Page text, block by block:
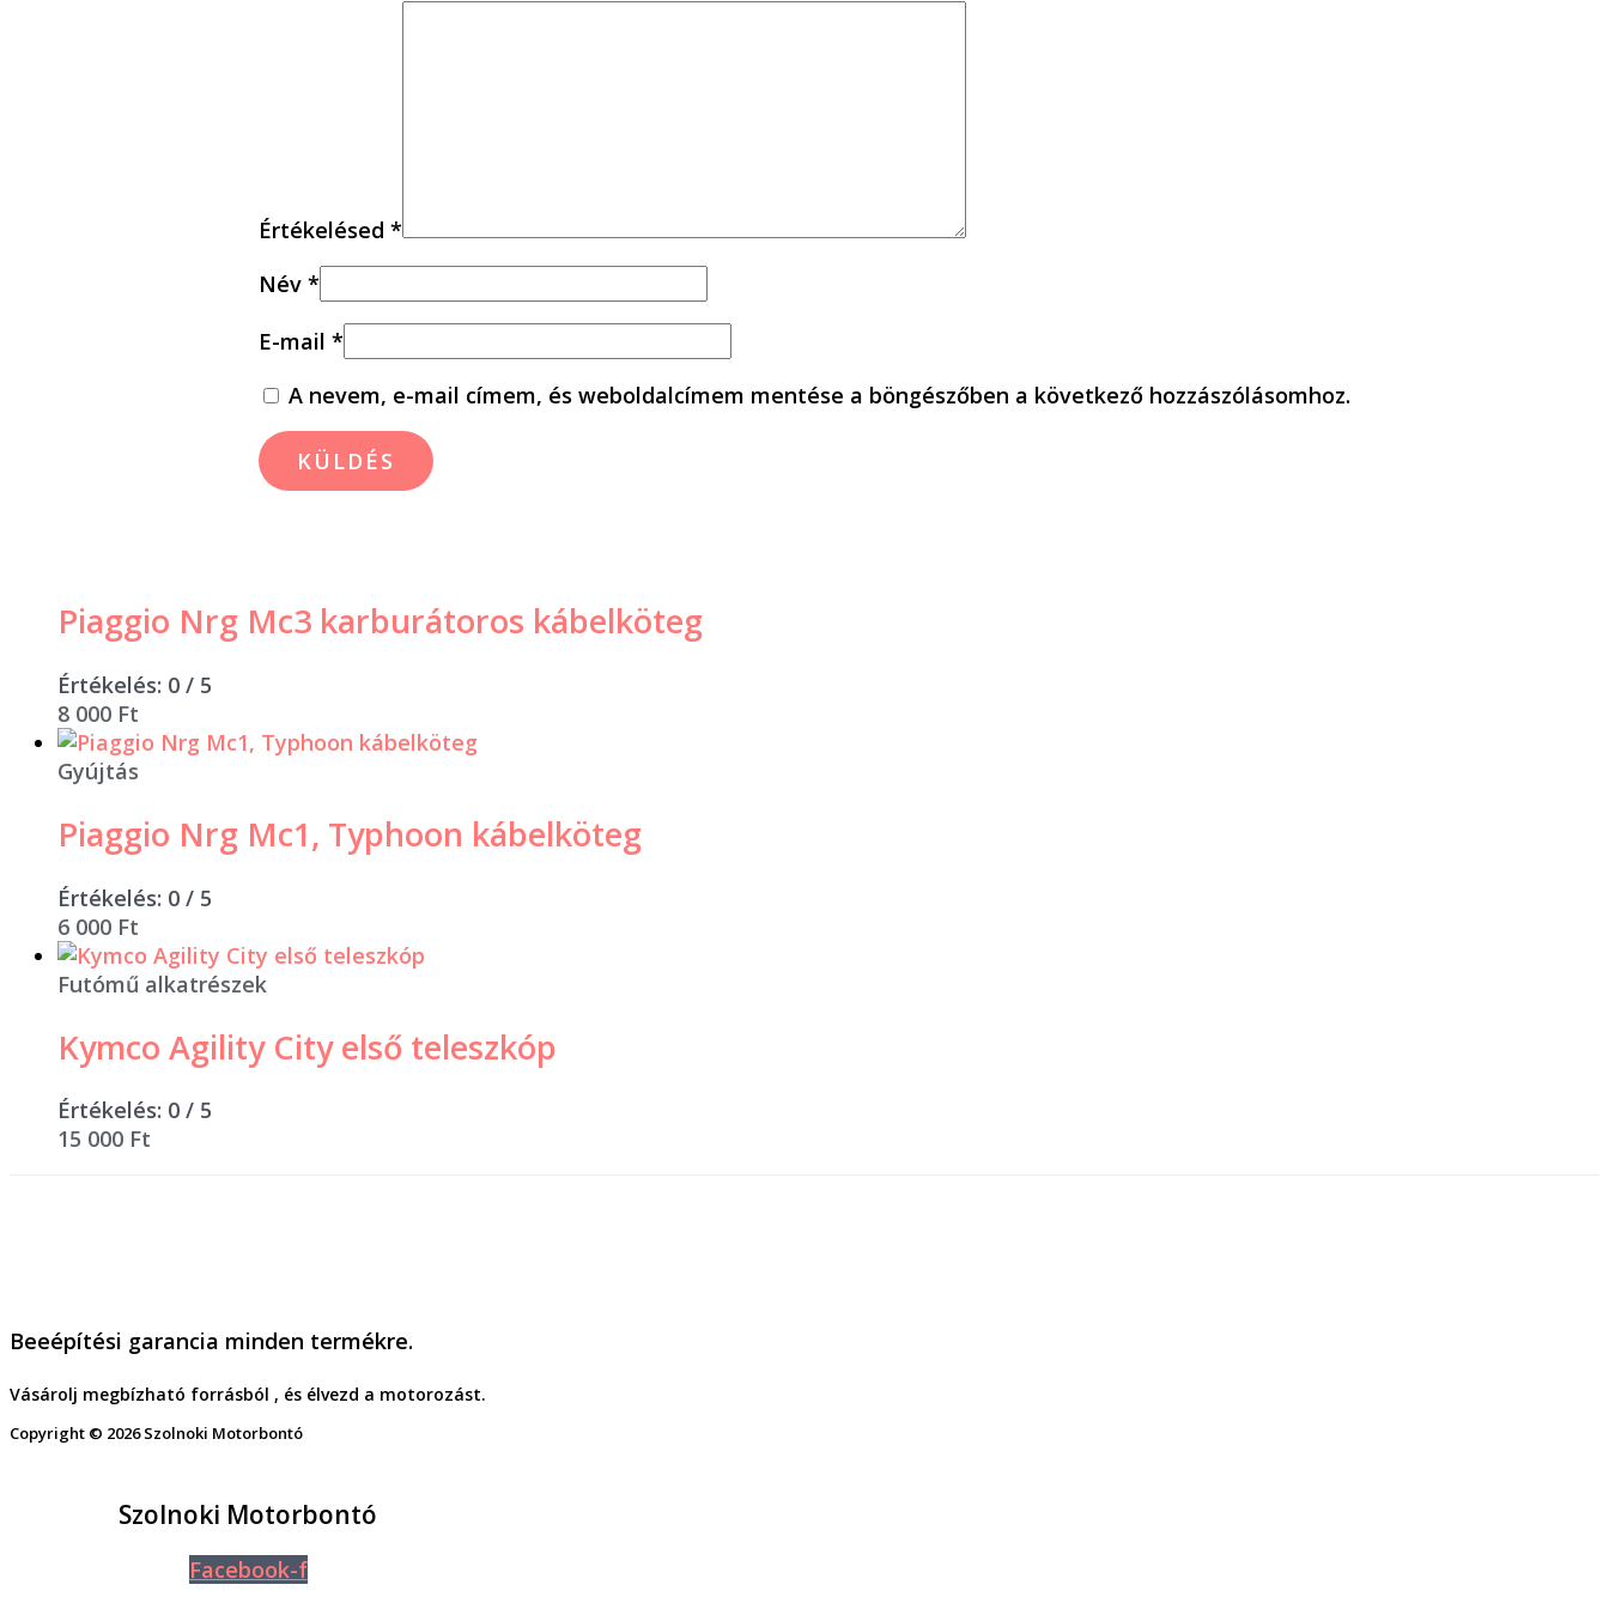
Értékelésed *
Név *
E-mail *
A nevem, e-mail címem, és weboldalcímem mentése a böngészőben a következő hozzászólásomhoz.
Piaggio Nrg Mc3 karburátoros kábelköteg
Értékelés: 0 / 5
8 000 Ft
Gyújtás
Piaggio Nrg Mc1, Typhoon kábelköteg
Értékelés: 0 / 5
6 000 Ft
Futómű alkatrészek
Kymco Agility City első teleszkóp
Értékelés: 0 / 5
15 000 Ft
Beeépítési garancia minden termékre.
Vásárolj megbízható forrásból , és élvezd a motorozást.
Copyright © 2026 Szolnoki Motorbontó
Szolnoki Motorbontó
Facebook-f